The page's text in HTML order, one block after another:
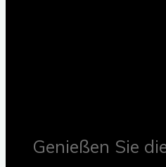
Genießen Sie